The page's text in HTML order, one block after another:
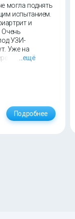
могла поднять
испытанием.
и
Очень
УЗИ-
Уже на
неделю я
...ещё
Подробнее